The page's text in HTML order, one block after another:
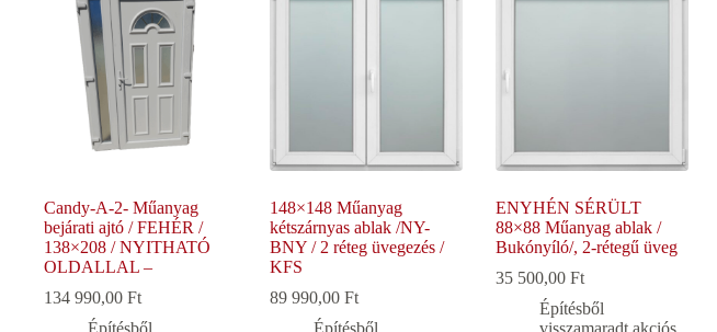
Candy-A-2- Műanyag
bejárati ajtó / FEHÉR /
138×208 / NYITHATÓ
OLDALLAL –
134 990,00 Ft
Építésből
148×148 Műanyag
kétszárnyas ablak /NY-
BNY / 2 réteg üvegezés /
KFS
89 990,00Ft
Építésből
ENYHÉN SÉRÜLT
88×88 Műanyag ablak /
Bukónyíló/, 2-rétegű üveg
35 500,00Ft
Építésből
visszamaradt akciós